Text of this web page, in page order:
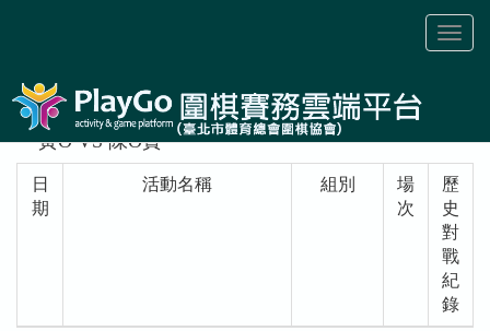
Toggle
黃O VS 陳O實
日
期
活動名稱 組別
場
次
歷
史
對
戰
紀
錄